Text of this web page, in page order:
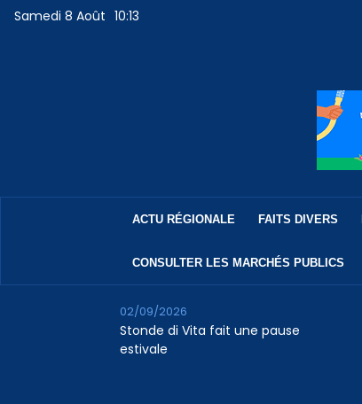
Samedi 8 Août 10:13
ACTU RÉGIONALE FAITS DIVERS
CONSULTER LES MARCHÉS PUBLICS
Stonde di Vita fait une pause
estivale
02/09/2026